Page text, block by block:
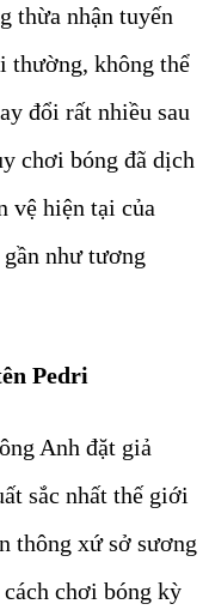
thừa nhận tuyến
thường, không thể
đổi rất nhiều sau
chơi bóng đã dịch
vệ hiện tại của
như tương
Pedri
Anh đặt giả
sắc nhất thế giới
thông xứ sở sương
chơi bóng kỳ